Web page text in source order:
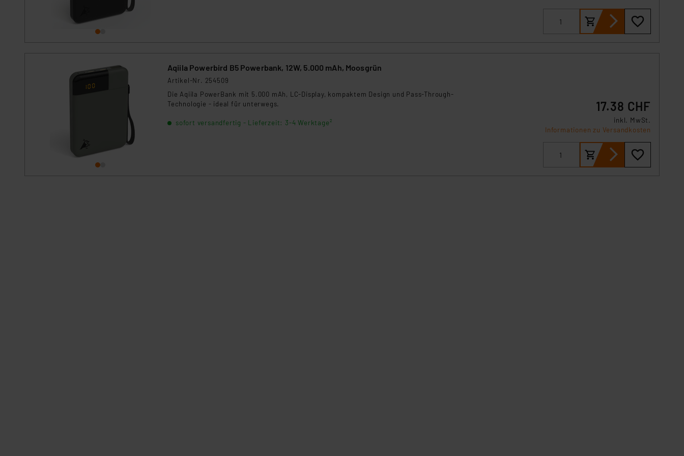
Aqiila Powerbird B5 Powerbank, 12W, 5.000 mAh, Moosgrün
Artikel-Nr. 254509
Die Aqiila PowerBank mit 5.000 mAh, LC-Display, kompaktem Design und Pass-Through-
Technologie - ideal für unterwegs.
sofort versandfertig - Lieferzeit: 3-4 Werktage²
17.38 CHF
inkl. MwSt.
Informationen zu Versandkosten